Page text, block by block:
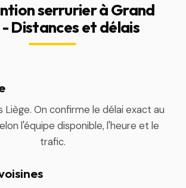
serrurier à Grand
Distances et délais
Liège. On confirme le délai exact au
l'équipe disponible, l'heure et le
trafic.